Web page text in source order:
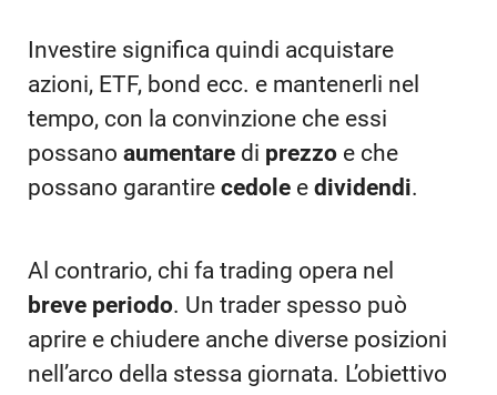
Investire significa quindi acquistare
azioni, ETF, bond ecc. e mantenerli nel
tempo, con la convinzione che essi
possano aumentare di prezzo e che
possano garantire cedole e dividendi.
Al contrario, chi fa trading opera nel
breve periodo. Un trader spesso può
aprire e chiudere anche diverse posizioni
nell’arco della stessa giornata. L’obiettivo